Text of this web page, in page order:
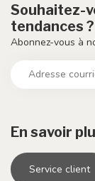
En savoir
Service client
Souhaitez-
tendances ?
Abonnez-vous à